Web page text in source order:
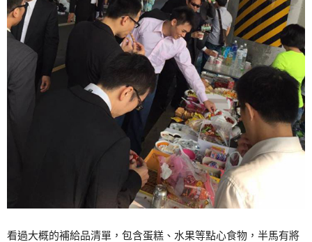
看過大概的補給品清單，包含蛋糕、水果等點心食物，半馬有將